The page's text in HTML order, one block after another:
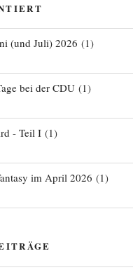
(und Juli) 2026 (1)
bei der CDU(1)
- Teil I(1)
im April 2026 (1)